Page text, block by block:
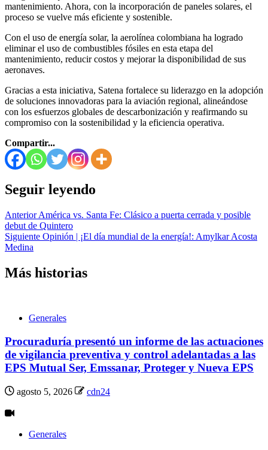
mantenimiento. Ahora, con la incorporación de paneles solares, el
proceso se vuelve más eficiente y sostenible.
Con el uso de energía solar, la aerolínea colombiana ha logrado
eliminar el uso de combustibles fósiles en esta etapa del
mantenimiento, reducir costos y mejorar la disponibilidad de sus
aeronaves.
Gracias a esta iniciativa, Satena fortalece su liderazgo en la adopción
de soluciones innovadoras para la aviación regional, alineándose
con los esfuerzos globales de descarbonización y reafirmando su
compromiso con la sostenibilidad y la eficiencia operativa.
Compartir...
Seguir leyendo
AnteriorAmérica vs. Santa Fe: Clásico a puerta cerrada y posible
debut de Quintero
Siguiente Opinión | ¡El día mundial de la energía!: Amylkar Acosta
Medina
Más historias
Generales
Procuraduría presentó un informe de las actuaciones
de vigilancia preventiva y control adelantadas a las
EPS Mutual Ser, Emssanar, Proteger y Nueva EPS
agosto 5, 2026 cdn24
Generales